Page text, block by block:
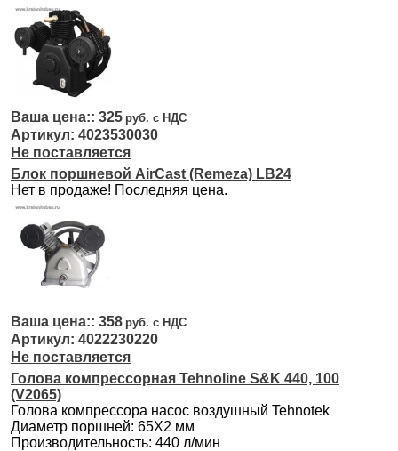
325
4023530030
Не поставляется
Блок поршневой AirCast (Remeza) LB24
Нет в продаже! Последняя цена.
358
4022230220
Не поставляется
Голова компрессорная Tehnoline S&K 440, 100
(V2065)
Голова компрессора насос воздушный Tehnotek
Диаметр поршней: 65Х2 мм
Производительность: 440 л/мин